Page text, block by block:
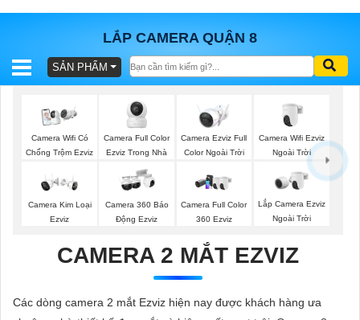
LẮP CAMERA QUẬN 8
BÁO
TRỌN
GÓI
SẢN
TƯ
SẢN PHẨM
Camera Wifi Có
Chống Trộm Ezviz
Camera Full Color
Ezviz Trong Nhà
Camera Ezviz Full
Color Ngoài Trời
Camera Wifi Ezviz
Ngoài Trời
Camera Kim Loại
Ezviz
Camera 360 Báo
Động Ezviz
Camera Full Color
360 Ezviz
Lắp Camera Ezviz
Ngoài Trời
CAMERA 2 MẮT EZVIZ
Các dòng camera 2 mắt Ezviz hiện nay được khách hàng ưa